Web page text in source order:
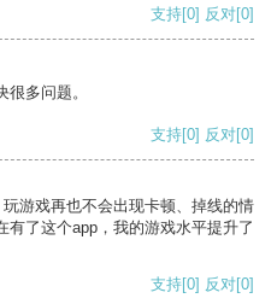
支持[0] 反对[0]
多问题。
支持[0] 反对[0]
游戏再也不会出现卡顿、掉线的情
了这个app，我的游戏水平提升了
支持[0] 反对[0]